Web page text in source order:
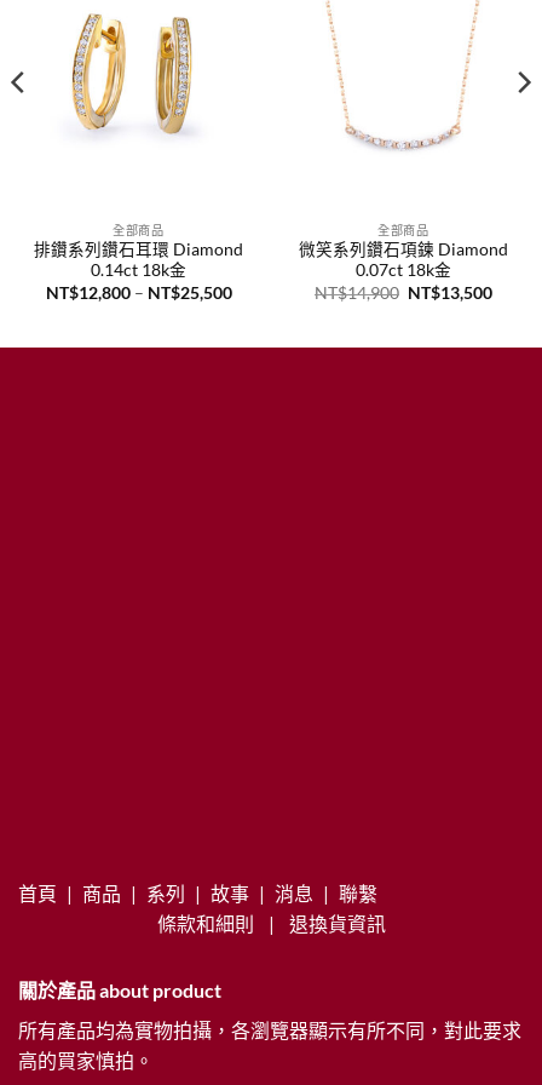
全部商品
排鑽系列鑽石耳環 Diamond
0.14ct 18k金
NT$12,800 – NT$25,500價
NT$12,800
全部商品
微笑系列鑽石項鍊 Diamond
0.07ct 18k金
NT$14,900 原
NT$14,900。
NT$13,500目
首頁 | 商品 | 系列 | 故事 | 消息 | 聯繫
條款和細則
| 退換貨資訊
關於產品 about product
所有產品均為實物拍攝，各瀏覽器顯示有所不同，對此要求
高的買家慎拍。